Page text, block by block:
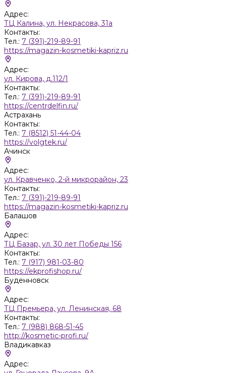
Адрес:
ТЦ Калина, ул. Некрасова, 31а
Контакты:
Тел.: 7 (391)-219-89-91
https://magazin-kosmetiki-kapriz.ru
Адрес:
ул. Кирова, д.112/1
Контакты:
Тел.: 7 (391)-219-89-91
https://centrdelfin.ru/
Астрахань
Контакты:
Тел.: 7 (8512) 51-44-04
https://volgtek.ru/
Ачинск
Адрес:
ул. Кравченко, 2-й микрорайон, 23
Контакты:
Тел.: 7 (391)-219-89-91
https://magazin-kosmetiki-kapriz.ru
Балашов
Адрес:
ТЦ Базар, ул. 30 лет Победы 156
Контакты:
Тел.: 7 (917) 981-03-80
https://ekprofishop.ru/
Буденновск
Адрес:
ТЦ Премьера, ул. Ленинская, 68
Контакты:
Тел.: 7 (988) 868-51-45
http://kosmetic-profi.ru/
Владикавказ
Адрес: